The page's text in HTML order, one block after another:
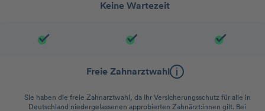
Keine Wartezeit
Freie Zahnarztwahl
Sie haben die freie Zahnarztwahl, da Ihr Versicherungsschutz für alle in
Deutschland niedergelassenen approbierten Zahnärzt:innen gilt. Bei